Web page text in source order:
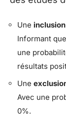
Une inclusion
Informant
une
résultats
Une
Avec une
0%.